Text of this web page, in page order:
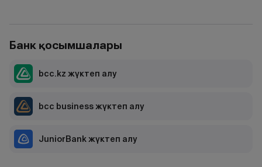
Банк қосымшалары
bcc.kz жүктеп алу
bcc business жүктеп алу
JuniorBank жүктеп алу